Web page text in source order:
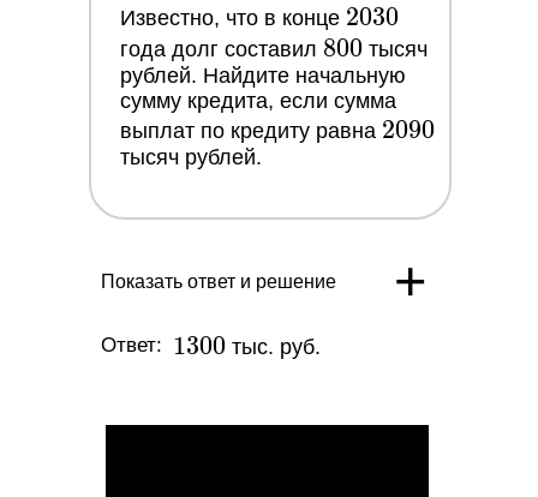
Известно, что в конце 2030
2030
года долг составил 800
800 тысяч
рублей. Найдите начальную
сумму кредита, если сумма
выплат по кредиту равна 2090
2090
тысяч рублей.
Показать ответ и решение +
Ответ: 1
1300 тыс. руб.
Информатика
Все марафоны
ЕГЭ 2027 О НАС
Преподаватели